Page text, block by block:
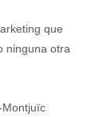
que
ninguna otra